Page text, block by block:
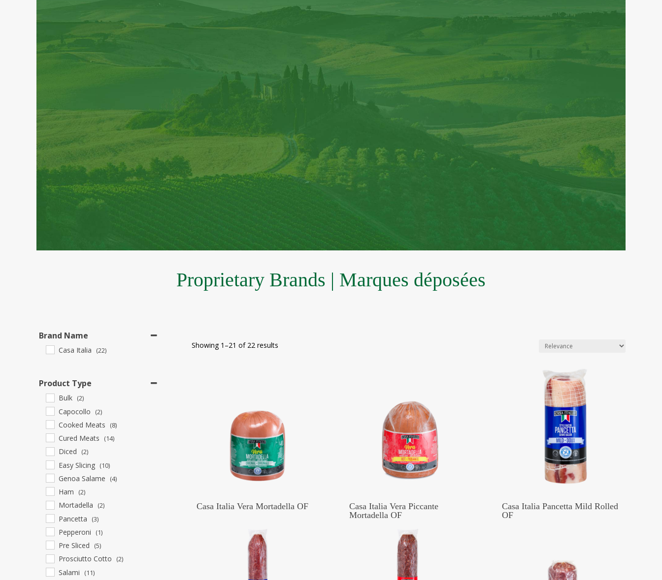
Proprietary Brands | Marques déposées
Brand Name
Casa Italia (22)
Product Type
Bulk (2)
Capocollo (2)
Cooked Meats (8)
Cured Meats (14)
Diced (2)
Easy Slicing (10)
Genoa Salame (4)
Ham (2)
Mortadella (2)
Pancetta (3)
Pepperoni (1)
Pre Sliced (5)
Prosciutto Cotto (2)
Salami (11)
Showing 1–21 of 22 results
Casa Italia Vera Mortadella OF
Casa Italia Vera Piccante
Mortadella OF
Casa Italia Pancetta Mild Rolled
OF